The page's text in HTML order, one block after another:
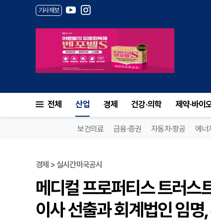
기사제보
전체 산업 경제 건강·의학 제약·바이
보건의료 금융·증권 자동차·항공 에너
경제 > 실시간미국공시
메디컬 프로퍼티스 트러
이사 선출과 회계법인 임